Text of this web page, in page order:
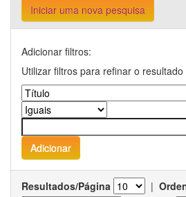
Iniciar uma nova pesquisa
Adicionar filtros:
Utilizar filtros para refinar o
Resultados/Página |